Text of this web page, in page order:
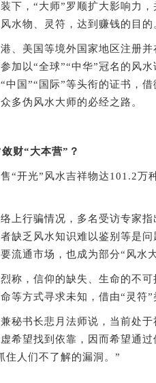
，“大师”罗顺扩大影响力，
水物、灵符，达到赚钱的目的
美国等境外国家地区注册并
加以“全球”“中华”冠名的风
中国”“国际”等头衔的证书，
多伪风水大师的必经之路。
财“大本营”？
开光”风水吉祥物达101.2万
行骗情况，多名受访专家指
缺乏风水知识难以鉴别等是
流通市场，也成为部分“风水
，信仰的缺失、生命的不可
等方式寻求未知，借由“灵符”
书长悲月法师说，当前处于
希望找到依靠，因而希望通
住人们不了解的漏洞。”